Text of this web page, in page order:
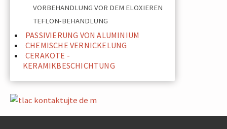
VORBEHANDLUNG VOR DEM ELOXIEREN
TEFLON-BEHANDLUNG
PASSIVIERUNG VON ALUMINIUM
CHEMISCHE VERNICKELUNG
CERAKOTE -
KERAMIKBESCHICHTUNG